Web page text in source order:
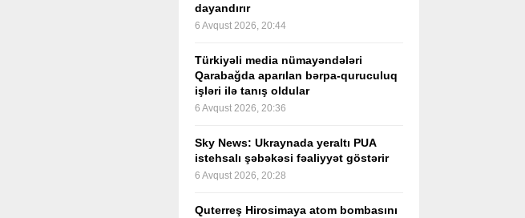
dayandırır
6 Avqust 2026, 20:44
Türkiyəli media nümayəndələri
Qarabağda aparılan bərpa-quruculuq
işləri ilə tanış oldular
6 Avqust 2026, 20:36
Sky News: Ukraynada yeraltı PUA
istehsalı şəbəkəsi fəaliyyət göstərir
6 Avqust 2026, 20:28
Quterreş Hirosimaya atom bombasını